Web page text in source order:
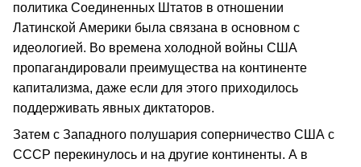
политика Соединенных Штатов в отношении
Латинской Америки была связана в основном с
идеологией. Во времена холодной войны США
пропагандировали преимущества на континенте
капитализма, даже если для этого приходилось
поддерживать явных диктаторов.
Затем с Западного полушария соперничество США с
СССР перекинулось и на другие континенты. А в